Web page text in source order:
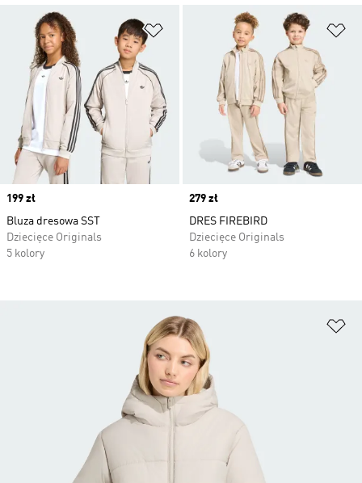
Dodaj do listy życzeń
Price
199 zł
Bluza dresowa SST
Dziecięce Originals
5 kolory
Price
279 zł
DRES FIREBIRD
Dziecięce Originals
6 kolory